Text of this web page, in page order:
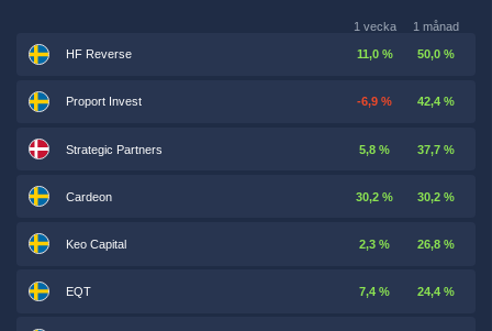
1 vecka 1 månad
HF Reverse 11,0 % 50,0 %
Proport Invest -6,9 % 42,4 %
Strategic Partners 5,8 % 37,7 %
Cardeon 30,2 % 30,2 %
Keo Capital 2,3 % 26,8 %
EQT 7,4 % 24,4 %